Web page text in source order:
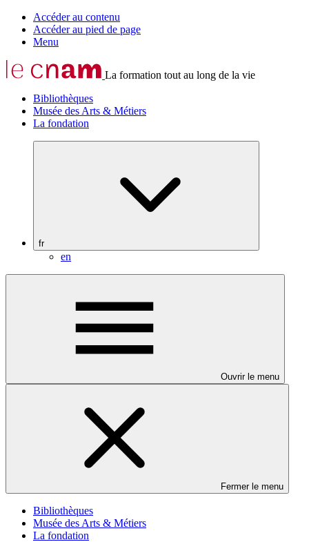
Accéder au contenu
Accéder au pied de page
Menu
La formation tout au long de la vie
Bibliothèques
Musée des Arts & Métiers
La fondation
fr
en
Ouvrir le menu
Fermer le menu
Bibliothèques
Musée des Arts & Métiers
La fondation